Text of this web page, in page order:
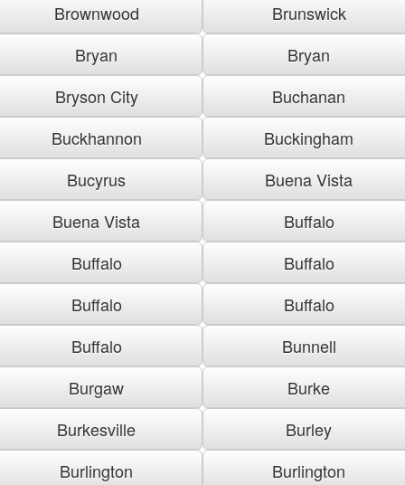
Brownwood
Brunswick
Bryan
Bryan
Bryson City
Buchanan
Buckhannon
Buckingham
Bucyrus
Buena Vista
Buena Vista
Buffalo
Buffalo
Buffalo
Buffalo
Buffalo
Buffalo
Bunnell
Burgaw
Burke
Burkesville
Burley
Burlington
Burlington